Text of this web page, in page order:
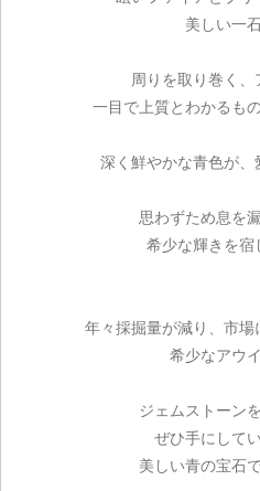
美しい一
周りを取り巻く
一目で上質とわかるも
深く鮮やかな青色が、
思わずため息を
希少な輝きを宿
年々採掘量が減り、市
希少なアウ
ジェムストーン
ぜひ手にして
美しい青の宝石
ご注文
お買い物を